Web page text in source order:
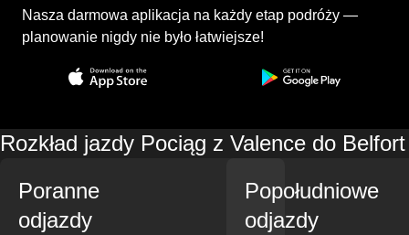
Nasza darmowa aplikacja na każdy etap podróży —
planowanie nigdy nie było łatwiejsze!
Rozkład jazdy Pociąg z Valence do Belfort
Poranne
odjazdy
Popołudniowe
odjazdy